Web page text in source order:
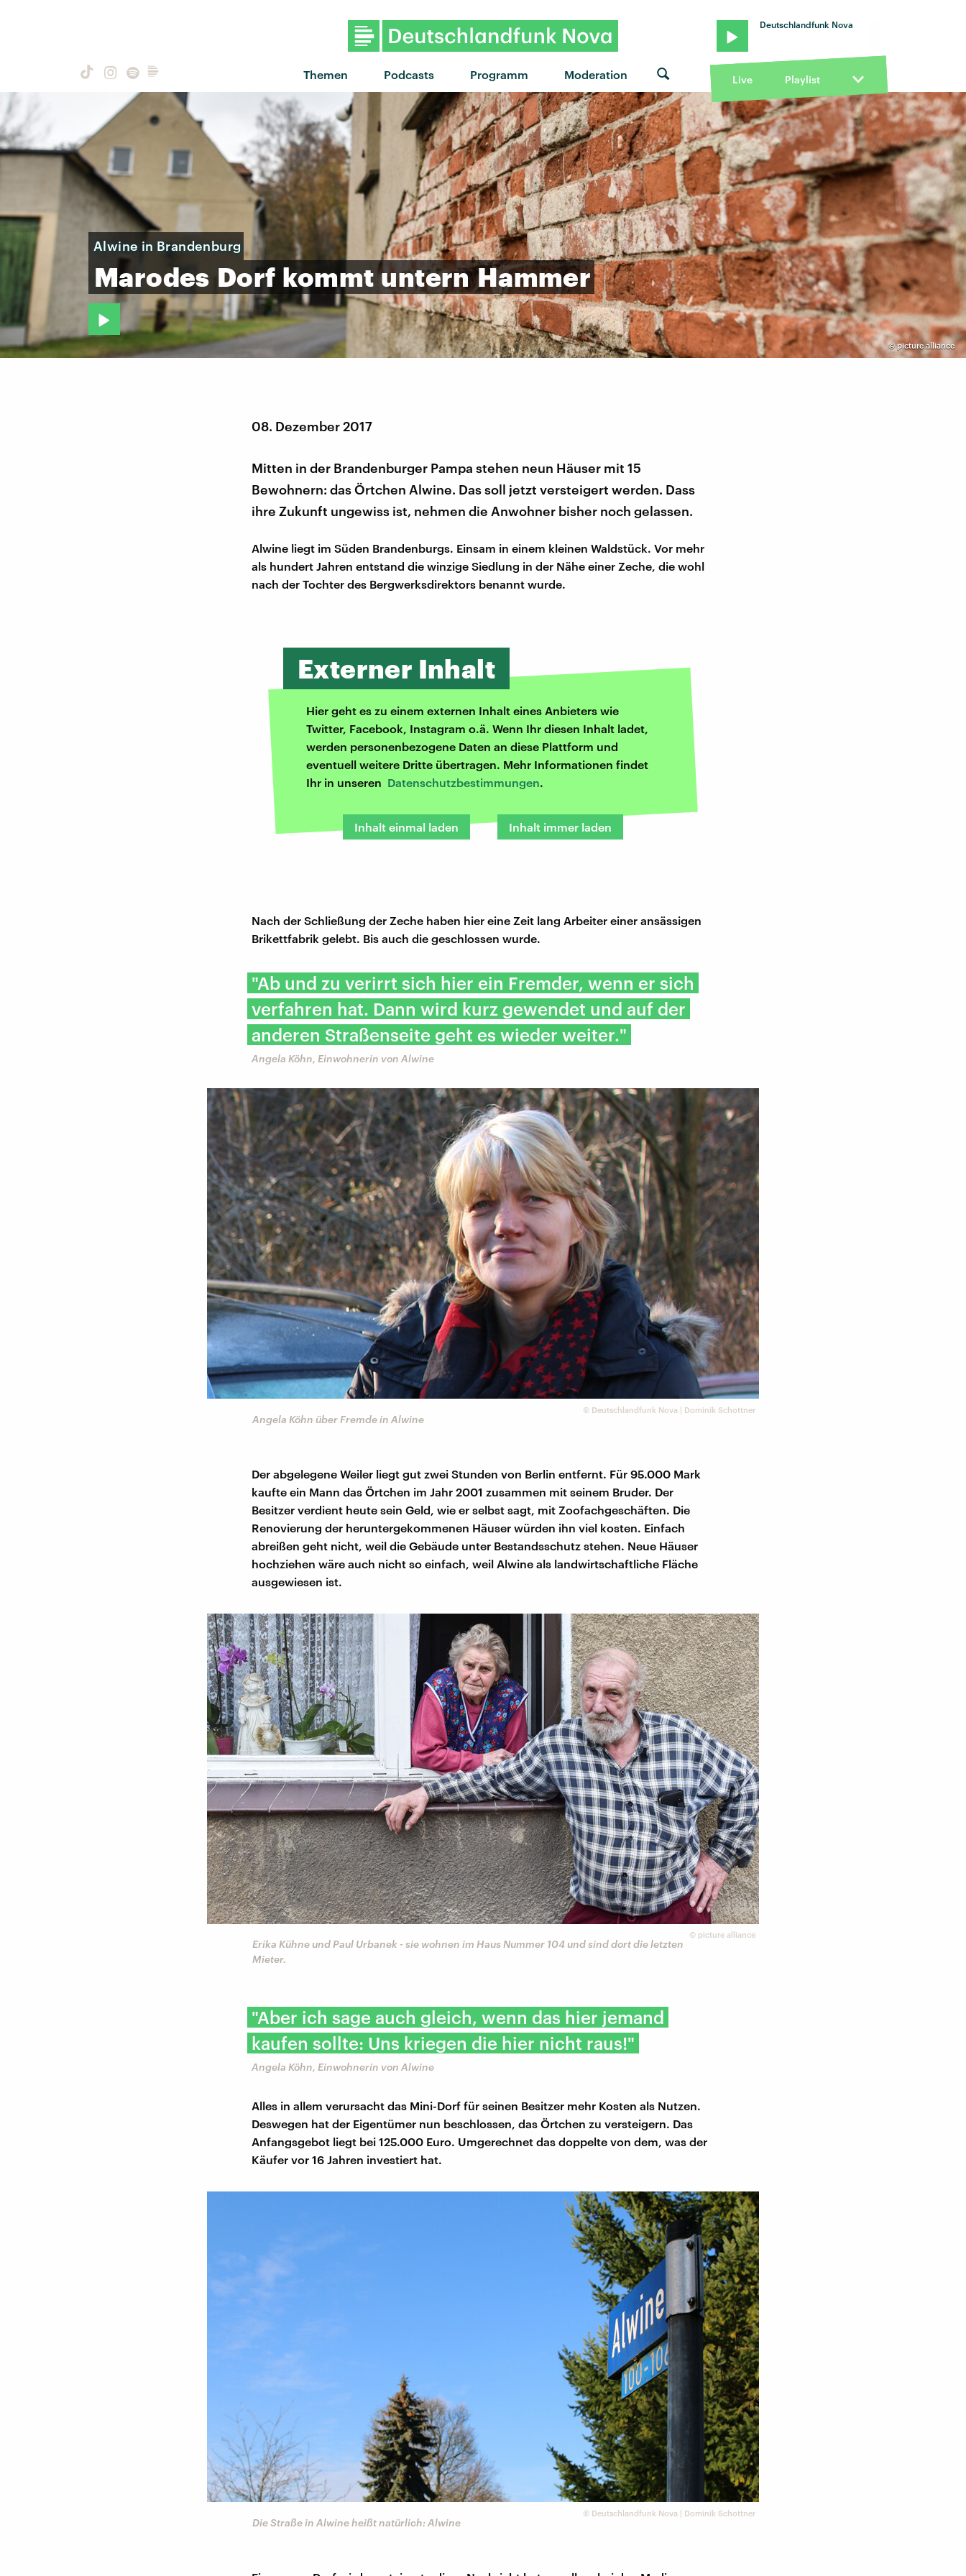
Themen Podcasts Programm Moderation
Deutschlandfunk Nova
Live Playlist
©picture alliance
Alwine in Brandenburg
Marodes Dorf kommt untern Hammer
08. Dezember 2017
Mitten in der Brandenburger Pampa stehen neun Häuser mit 15
Bewohnern: das Örtchen Alwine. Das soll jetzt versteigert werden. Dass
ihre Zukunft ungewiss ist, nehmen die Anwohner bisher noch gelassen.
Alwine liegt im Süden Brandenburgs. Einsam in einem kleinen Waldstück. Vor mehr
als hundert Jahren entstand die winzige Siedlung in der Nähe einer Zeche, die wohl
nach der Tochter des Bergwerksdirektors benannt wurde.
Externer Inhalt
Hier geht es zu einem externen Inhalt eines Anbieters wie
Twitter, Facebook, Instagram o.ä. Wenn Ihr diesen Inhalt ladet,
werden personenbezogene Daten an diese Plattform und
eventuell weitere Dritte übertragen. Mehr Informationen findet
Ihr in unseren Datenschutzbestimmungen.
Inhalt einmal laden Inhalt immer laden
Nach der Schließung der Zeche haben hier eine Zeit lang Arbeiter einer ansässigen
Brikettfabrik gelebt. Bis auch die geschlossen wurde.
"Ab und zu verirrt sich hier ein Fremder, wenn er sich
verfahren hat. Dann wird kurz gewendet und auf der
anderen Straßenseite geht es wieder weiter."
Angela Köhn, Einwohnerin von Alwine
© Deutschlandfunk Nova | Dominik Schottner
Angela Köhn über Fremde in Alwine
Der abgelegene Weiler liegt gut zwei Stunden von Berlin entfernt. Für 95.000 Mark
kaufte ein Mann das Örtchen im Jahr 2001 zusammen mit seinem Bruder. Der
Besitzer verdient heute sein Geld, wie er selbst sagt, mit Zoofachgeschäften. Die
Renovierung der heruntergekommenen Häuser würden ihn viel kosten. Einfach
abreißen geht nicht, weil die Gebäude unter Bestandsschutz stehen. Neue Häuser
hochziehen wäre auch nicht so einfach, weil Alwine als landwirtschaftliche Fläche
ausgewiesen ist.
© picture alliance
Erika Kühne und Paul Urbanek - sie wohnen im Haus Nummer 104 und sind dort die letzten
Mieter.
"Aber ich sage auch gleich, wenn das hier jemand
kaufen sollte: Uns kriegen die hier nicht raus!"
Angela Köhn, Einwohnerin von Alwine
Alles in allem verursacht das Mini-Dorf für seinen Besitzer mehr Kosten als Nutzen.
Deswegen hat der Eigentümer nun beschlossen, das Örtchen zu versteigern. Das
Anfangsgebot liegt bei 125.000 Euro. Umgerechnet das doppelte von dem, was der
Käufer vor 16 Jahren investiert hat.
© Deutschlandfunk Nova | Dominik Schottner
Die Straße in Alwine heißt natürlich: Alwine